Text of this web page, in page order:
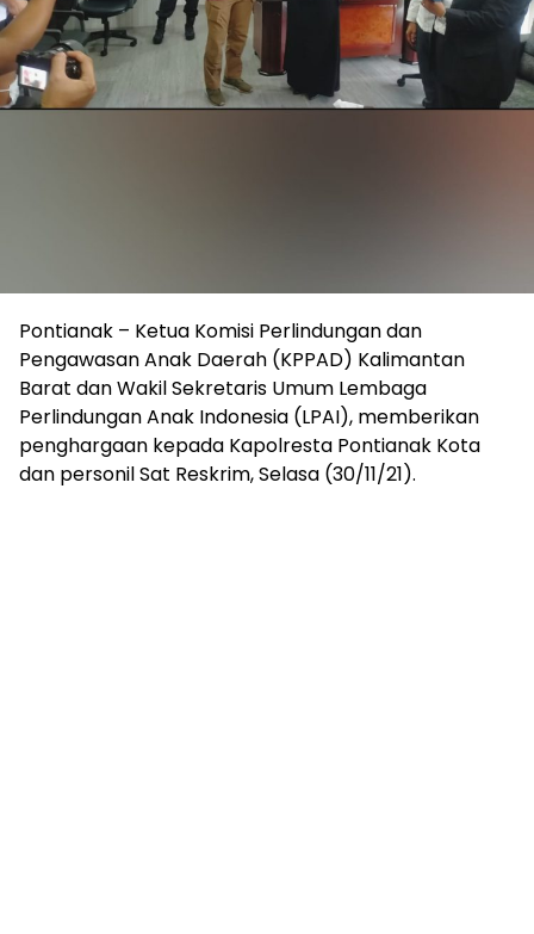
Pontianak – Ketua Komisi Perlindungan dan
Pengawasan Anak Daerah (KPPAD) Kalimantan
Barat dan Wakil Sekretaris Umum Lembaga
Perlindungan Anak Indonesia (LPAI), memberikan
penghargaan kepada Kapolresta Pontianak Kota
dan personil Sat Reskrim, Selasa (30/11/21).